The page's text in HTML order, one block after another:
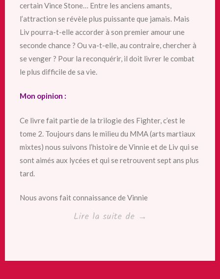
certain Vince Stone… Entre les anciens amants,
l’attraction se révèle plus puissante que jamais. Mais
Liv pourra-t-elle accorder à son premier amour une
seconde chance ? Ou va-t-elle, au contraire, chercher à
se venger ? Pour la reconquérir, il doit livrer le combat
le plus difficile de sa vie.
Mon opinion :
Ce livre fait partie de la trilogie des Fighter, c’est le
tome 2. Toujours dans le milieu du MMA (arts martiaux
mixtes) nous suivons l’histoire de Vinnie et de Liv qui se
sont aimés aux lycées et qui se retrouvent sept ans plus
tard.
Nous avons fait connaissance de Vinnie
Lire la suite de « The
chance
→